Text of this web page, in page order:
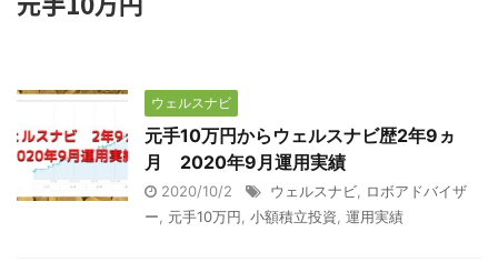
ウェルスナビ
元手10万円からウェルスナビ歴2年9ヵ
月 2020年9月運用実績
2020/10/2 ウェルスナビ
ロボアドバイザ
ー
元手10万円 小額積立投資 運用実績